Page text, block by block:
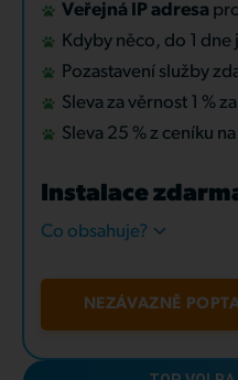
Veřejná IP adresa
Kdyby něco, do 1 dne
Pozastavení služby
Sleva za věrnost 1 %
Sleva 25 % z ceníku
Instalace
Co obsahuje?
NEZÁVAZNĚ